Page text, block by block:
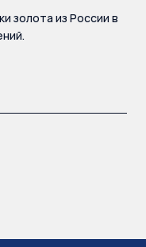
золота из России в